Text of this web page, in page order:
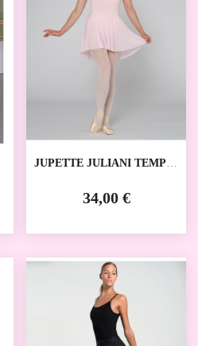
JUPETTE JULIANI TEMPS
34,00 €